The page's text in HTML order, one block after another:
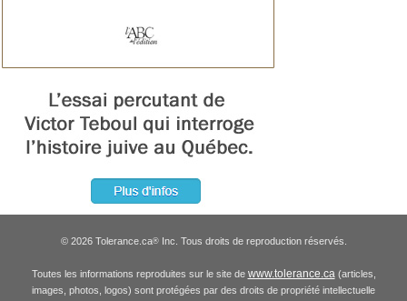
© 2026 Tolerance.ca®Inc. Tous droits de reproduction réservés.
Toutes les informations reproduites sur le site de www.tolerance.ca (articles,
images, photos, logos) sont protégées par des droits de propriété intellectuelle